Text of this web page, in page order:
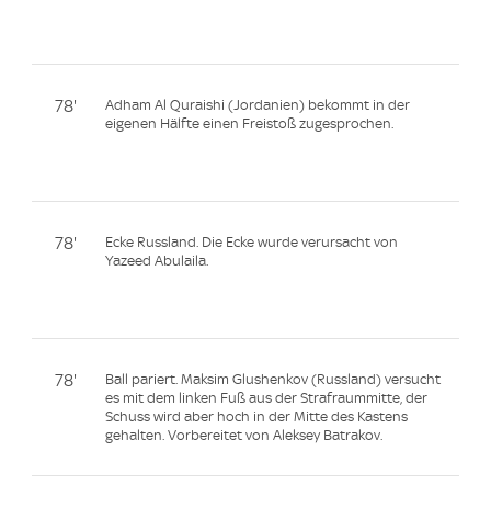
78'
Adham Al Quraishi (Jordanien) bekommt in der
eigenen Hälfte einen Freistoß zugesprochen.
78'
Ecke Russland. Die Ecke wurde verursacht von
Yazeed Abulaila.
78'
Ball pariert. Maksim Glushenkov (Russland) versucht
es mit dem linken Fuß aus der Strafraummitte, der
Schuss wird aber hoch in der Mitte des Kastens
gehalten. Vorbereitet von Aleksey Batrakov.